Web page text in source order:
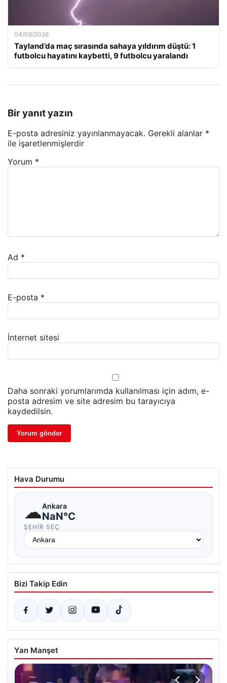
04/08/2026
Tayland’da maç sırasında sahaya yıldırım düştü: 1
futbolcu hayatını kaybetti, 9 futbolcu yaralandı
Bir yanıt yazın
E-posta adresiniz yayınlanmayacak. Gerekli alanlar *
ile işaretlenmişlerdir
Yorum *
Ad *
E-posta *
İnternet sitesi
Daha sonraki yorumlarımda kullanılması için adım, e-
posta adresim ve site adresim bu tarayıcıya
kaydedilsin.
Hava Durumu
☁Ankara
NaN°C
ŞEHIR SEÇ
Bizi Takip Edin
Yan Manşet